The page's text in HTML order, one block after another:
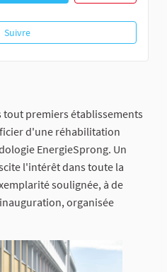
SuivreInauguration d'Anne-Godeau :
premiers établissements
d'une réhabilitation
EnergieSprong. Un
l'intérêt dans toute la
soulignée, à de
organisée